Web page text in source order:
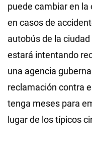
puede cambiar en la
en casos de
autobús de la
estará intentando
una agencia
reclamación contra
tenga meses para
lugar de los típicos